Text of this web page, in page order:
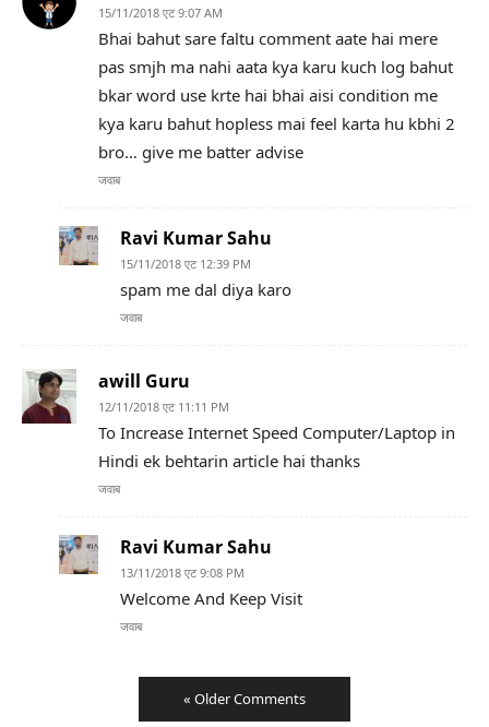
15/11/2018 एट 9:07 AM
Bhai bahut sare faltu comment aate hai mere
pas smjh ma nahi aata kya karu kuch log bahut
bkar word use krte hai bhai aisi condition me
kya karu bahut hopless mai feel karta hu kbhi 2
bro… give me batter advise
जवाब
Ravi Kumar Sahu
15/11/2018 एट 12:39 PM
spam me dal diya karo
जवाब
awill Guru
12/11/2018 एट 11:11 PM
To Increase Internet Speed Computer/Laptop in
Hindi ek behtarin article hai thanks
जवाब
Ravi Kumar Sahu
13/11/2018 एट 9:08 PM
Welcome And Keep Visit
जवाब
« Older Comments